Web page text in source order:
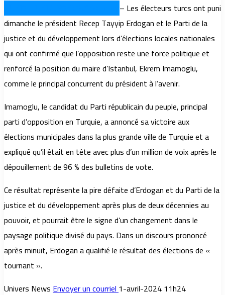
– Les électeurs turcs ont puni
dimanche le président Recep Tayyip Erdogan et le Parti de la
justice et du développement lors d’élections locales nationales
qui ont confirmé que l’opposition reste une force politique et
renforcé la position du maire d’Istanbul, Ekrem Imamoglu,
comme le principal concurrent du président à l’avenir.
Imamoglu, le candidat du Parti républicain du peuple, principal
parti d’opposition en Turquie, a annoncé sa victoire aux
élections municipales dans la plus grande ville de Turquie et a
expliqué qu’il était en tête avec plus d’un million de voix après le
dépouillement de 96 % des bulletins de vote.
Ce résultat représente la pire défaite d’Erdogan et du Parti de la
justice et du développement après plus de deux décennies au
pouvoir, et pourrait être le signe d’un changement dans le
paysage politique divisé du pays. Dans un discours prononcé
après minuit, Erdogan a qualifié le résultat des élections de «
tournant ».
Univers NewsEnvoyer un courriel1-avril-2024 11h24